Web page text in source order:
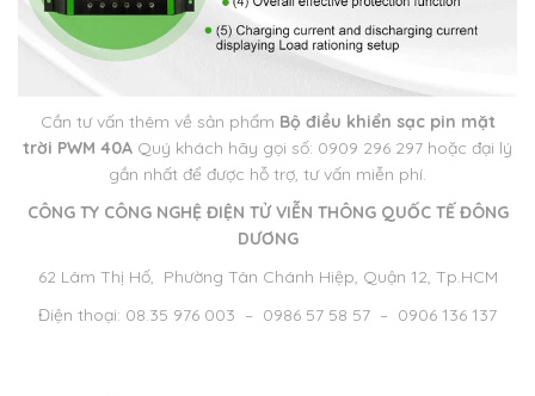
Cần tư vấn thêm về sản phẩm Bộ điều khiển sạc pin mặt
trời PWM 40A Quý khách hãy gọi số: 0909 296 297 hoặc đại lý
gần nhất để được hỗ trợ, tư vấn miễn phí.
CÔNG TY CÔNG NGHỆ ĐIỆN TỬ VIỄN THÔNG QUỐC TẾ ĐÔNG
DƯƠNG
62 Lâm Thị Hố, Phường Tân Chánh Hiệp, Quận 12, Tp.HCM
Điện thoại: 08.35 976 003 – 0986 57 58 57 – 0906 136 137